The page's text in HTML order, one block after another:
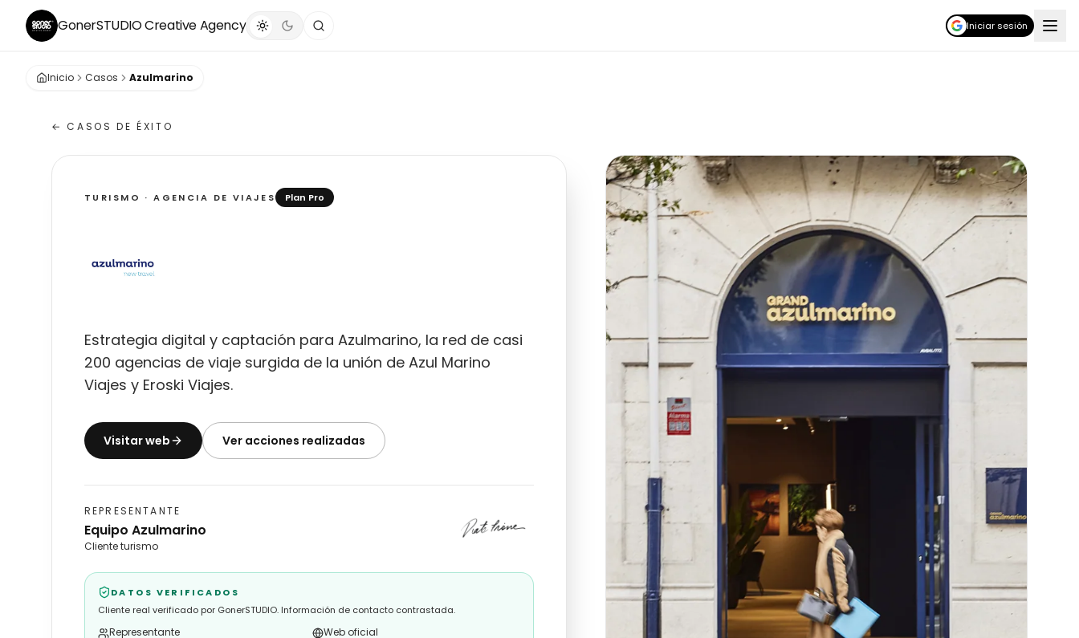
GonerSTUDIOCreative Agency Iniciar sesión
Inicio Casos Azulmarino
← CASOS DE ÉXITO
TURISMO · AGENCIA DE VIAJES Plan Pro
Estrategia digital y captación para Azulmarino, la red de casi
200 agencias de viaje surgida de la unión de Azul Marino
Viajes y Eroski Viajes.
Visitar web Ver acciones realizadas
REPRESENTANTE
Equipo Azulmarino
Cliente turismo
DATOS VERIFICADOS
Cliente real verificado por GonerSTUDIO. Información de contacto contrastada.
Representante
Web oficial